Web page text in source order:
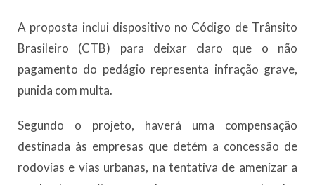
A proposta inclui dispositivo no Código de Trânsito
Brasileiro (CTB) para deixar claro que o não
pagamento do pedágio representa infração grave,
punida com multa.
Segundo o projeto, haverá uma compensação
destinada às empresas que detém a concessão de
rodovias e vias urbanas, na tentativa de amenizar a